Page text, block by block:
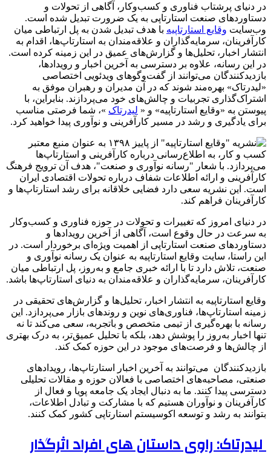
در دنیای پرشتاب فناوری و کسب‌وکار، آگاهی از تحولات و
دستاوردهای صنعت استارتاپی به یک ضرورت تبدیل شده است.
وب‌سایت وقایع استارتاپیه با هدف تبدیل شدن به پل ارتباطی میان
کارآفرینان، سرمایه‌گذاران و علاقه‌مندان به استارتاپ‌ها، اقدام به
انتشار اخبار، تحلیل‌ها و گزارش‌های عمیق در این زمینه کرده است.
در این رسانه، علاوه بر دسترسی به آخرین اخبار و رویدادها،
بازدیدکنندگان می‌توانند از گفت‌وگوهای ویدئویی اختصاصی
«لیدرتاک» بهره‌مند شوند که در آن مدیران و رهبران موفق به
اشتراک‌گذاری تجربیات و چالش‌های خود می‌پردازند. بنابراین، با
پیوستن به «وقایع استارتاپیه» و « لیدرتاک »، شما فرصتی مناسب
برای یادگیری و رشد در مسیر کارآفرینی و نوآوری پیدا خواهید کرد.
در دنیای امروز که تغییرات و تحولات در حوزه فناوری و کسب‌وکار
به سرعت در حال وقوع است، آگاهی از آخرین رویدادها و
دستاوردهای صنعت استارتاپی از اهمیت ویژه‌ای برخوردار است. در
این راستا، سایت وقایع استارتاپیه به عنوان یک رسانه نوآوری و
صنعت، تلاش دارد تا با ارائه خبری جامع و به‌روز، پل ارتباطی میان
کارآفرینان، سرمایه‌گذاران و علاقه‌مندان به دنیای استارتاپ‌ها باشد.
وقایع استارتاپیه به انتشار اخبار، تحلیل‌ها و گزارش‌های تحقیقی در
زمینه استارتاپ‌ها، فناوری‌های نوین و روندهای بازار می‌پردازد. این
رسانه با بهره‌گیری از تیمی متخصص و باتجربه، سعی می‌کند تا نه
تنها اخبار به‌روز را پوشش دهد، بلکه با تحلیل عمیق‌تر، به درک بهتری
از چالش‌ها و فرصت‌های موجود در این حوزه کمک کند.
بازدیدکنندگان می‌توانند به آخرین اخبار استارتاپ‌ها، رویدادهای
صنعتی، مصاحبه‌های اختصاصی با فعالان حوزه و مقالات تحلیلی
دسترسی پیدا کنند. ما به دنبال ایجاد یک جامعه پویا و فعال از
کارآفرینان و نوآوران هستیم که با مشارکت و تبادل اطلاعات،
بتوانند به رشد و توسعه اکوسیستم استارتاپی کشور کمک کنند.
لیدرتاک: راوی داستان های افراد اثرگذار